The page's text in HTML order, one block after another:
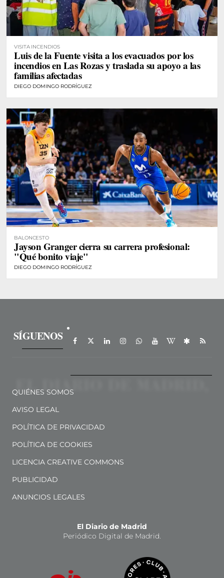
VISITA INCENDIOS
Luis de la Fuente visita a los evacuados por los
incendios en Las Rozas y traslada su apoyo a las
familias afectadas
DIEGO DOMINGO RODRÍGUEZ
BALONCESTO
Jayson Granger cierra su carrera profesional:
"Qué bonito viaje"
DIEGO DOMINGO RODRÍGUEZ
SÍGUENOS
QUIÉNES SOMOS
AVISO LEGAL
POLÍTICA DE PRIVACIDAD
POLÍTICA DE COOKIES
LICENCIA CREATIVE COMMONS
PUBLICIDAD
ANUNCIOS LEGALES
El Diario de Madrid
Periódico Digital de Madrid.